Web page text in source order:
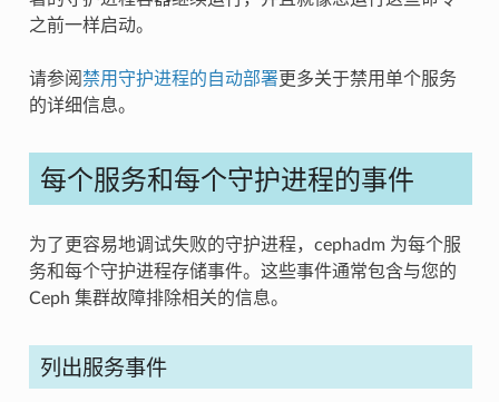
之前一样启动。
请参阅禁用守护进程的自动部署更多关于禁用单个服务
的详细信息。
每个服务和每个守护进程的事件
为了更容易地调试失败的守护进程，cephadm 为每个服
务和每个守护进程存储事件。这些事件通常包含与您的
Ceph 集群故障排除相关的信息。
列出服务事件